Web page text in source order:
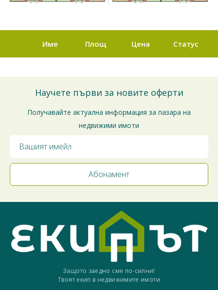
Име Площ Цена Статус
Научете първи за новите оферти
Получавайте актуална информация за пазара на
недвижими имоти
Защото заедно сме по-силни!
Твоят екип в недвижимите имоти